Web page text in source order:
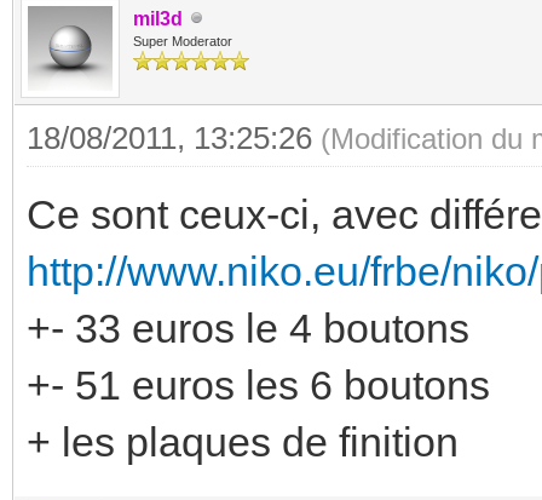
mil3d
Super Moderator
18/08/2011, 13:25:26 (Modification du
Ce sont ceux-ci, avec
http://www.niko.eu/frbe/
+- 33 euros le 4 boutons
+- 51 euros les 6 boutons
+ les plaques de finition